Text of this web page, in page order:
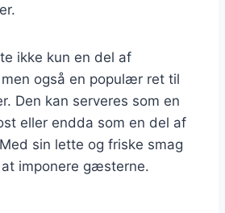
ikke kun en del af
også en populær ret til
Den kan serveres som en
eller endda som en del af
sin lette og friske smag
imponere gæsterne.